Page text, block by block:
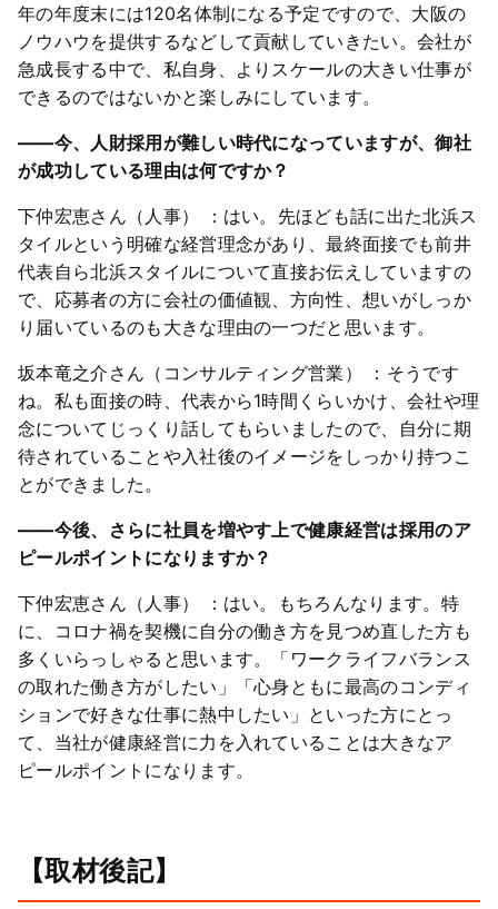
年の年度末には120名体制になる予定ですので、大阪の
ノウハウを提供するなどして貢献していきたい。会社が
急成長する中で、私自身、よりスケールの大きい仕事が
できるのではないかと楽しみにしています。
――今、人財採用が難しい時代になっていますが、御社
が成功している理由は何ですか？
下仲宏恵さん（人事） ：はい。先ほども話に出た北浜ス
タイルという明確な経営理念があり、最終面接でも前井
代表自ら北浜スタイルについて直接お伝えしていますの
で、応募者の方に会社の価値観、方向性、想いがしっか
り届いているのも大きな理由の一つだと思います。
坂本竜之介さん（コンサルティング営業） ：そうです
ね。私も面接の時、代表から1時間くらいかけ、会社や理
念についてじっくり話してもらいましたので、自分に期
待されていることや入社後のイメージをしっかり持つこ
とができました。
――今後、さらに社員を増やす上で健康経営は採用のア
ピールポイントになりますか？
下仲宏恵さん（人事） ：はい。もちろんなります。特
に、コロナ禍を契機に自分の働き方を見つめ直した方も
多くいらっしゃると思います。「ワークライフバランス
の取れた働き方がしたい」「心身ともに最高のコンディ
ションで好きな仕事に熱中したい」といった方にとっ
て、当社が健康経営に力を入れていることは大きなア
ピールポイントになります。
【取材後記】